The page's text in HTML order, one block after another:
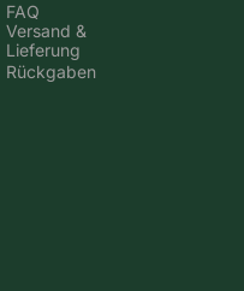
FAQ
Versand &
Lieferung
Rückgaben